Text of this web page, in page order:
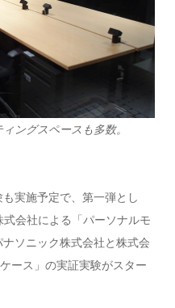
ングスペースも多数。
実施予定で、第一弾とし
会社による「パーソナルモ
ソニック株式会社と株式会
ース」の実証実験がスター